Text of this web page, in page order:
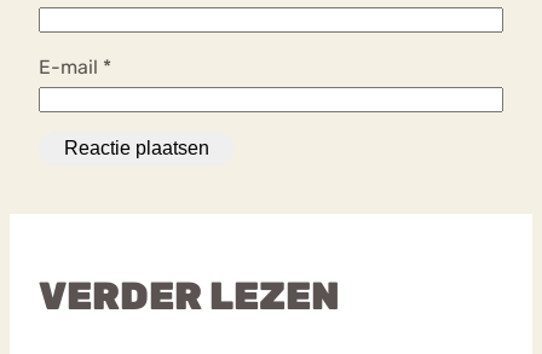
E-mail *
VERDER LEZEN